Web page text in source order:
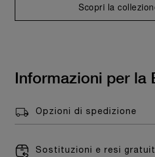
Scopri la
Informazioni per la
Opzioni di spedizione
Sostituzioni e resi